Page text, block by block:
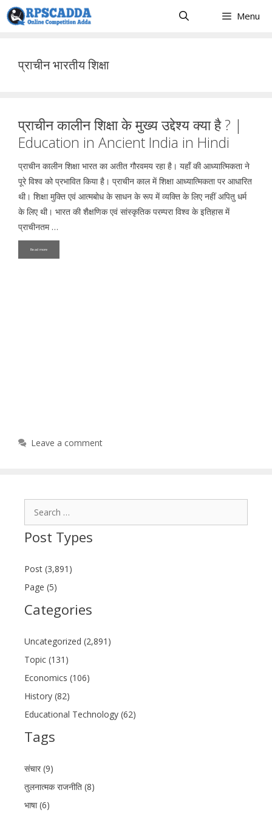
Skip
to
Menu
प्राचीन भारतीय शिक्षा
प्राचीन कालीन शिक्षा के मुख्य उद्देश्य क्या है ? |
Education in Ancient India in Hindi
प्राचीन कालीन शिक्षा भारत का अतीत गौरवमय रहा है। यहाँ की आध्यात्मिकता ने
पूरे विश्व को प्रभावित किया है। प्राचीन काल में शिक्षा आध्यात्मिकता पर आधारित
थी। शिक्षा मुक्ति एवं आत्मबोध के साधन के रूप में व्यक्ति के लिए नहीं अपितु धर्म
के लिए थी। भारत की शैक्षणिक एवं सांस्कृतिक परम्परा विश्व के इतिहास में
प्राचीनतम …
Read more
Leave a comment
Post Types
Post (3,891)
Page (5)
Categories
Uncategorized (2,891)
Topic (131)
Economics (106)
History (82)
Educational Technology (62)
Tags
संचार (9)
तुलनात्मक राजनीति (8)
भाषा (6)